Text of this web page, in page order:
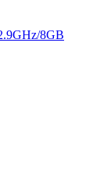
8GB